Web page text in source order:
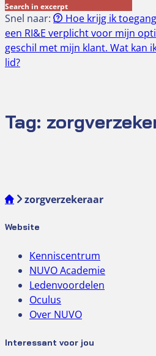
Search in excerpt
Snel naar: Hoe krijg ik
een RI&E verplicht voor mijn
geschil met mijn klant. Wat kan
lid?
Tag:
zorgverzekeraar
Website
Kenniscentrum
NUVO Academie
Ledenvoordelen
Oculus
Over NUVO
Interessant voor jou